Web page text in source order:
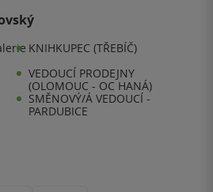
KNIHKUPEC (TŘEBÍČ)
VEDOUCÍ PRODEJNY
(OLOMOUC - OC HANÁ)
SMĚNOVÝ/Á VEDOUCÍ -
PARDUBICE